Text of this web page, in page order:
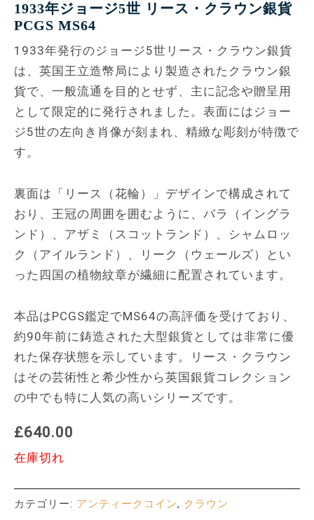
1933年ジョージ5世 リース・クラウン銀貨
PCGS MS64
1933年発行のジョージ5世リース・クラウン銀貨
は、英国王立造幣局により製造されたクラウン銀
貨で、一般流通を目的とせず、主に記念や贈呈用
として限定的に発行されました。表面にはジョー
ジ5世の左向き肖像が刻まれ、精緻な彫刻が特徴で
す。
裏面は「リース（花輪）」デザインで構成されて
おり、王冠の周囲を囲むように、バラ（イングラ
ンド）、アザミ（スコットランド）、シャムロッ
ク（アイルランド）、リーク（ウェールズ）とい
った四国の植物紋章が繊細に配置されています。
本品はPCGS鑑定でMS64の高評価を受けており、
約90年前に鋳造された大型銀貨としては非常に優
れた保存状態を示しています。リース・クラウン
はその芸術性と希少性から英国銀貨コレクション
の中でも特に人気の高いシリーズです。
£640.00
在庫切れ
カテゴリー: アンティークコイン, クラウン